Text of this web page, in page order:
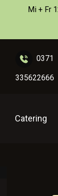
Mi + Fr
0371
335622666
Catering